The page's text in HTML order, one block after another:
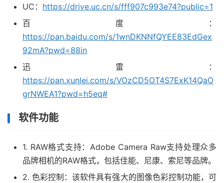
UC： https://drive.uc.cn/s/fff907c993e74?public=1
百度：
https://pan.baidu.com/s/1wnDKNNfQYEE83EdGex
92mA?pwd=88in
迅雷：
https://pan.xunlei.com/s/VOzCD5OT4S7ExK14QaO
grNWEA1?pwd=h5eq#
软件功能
1. RAW格式支持：Adobe Camera Raw支持处理众多
品牌相机的RAW格式，包括佳能、尼康、索尼等品牌。
2. 色彩控制：该软件具有强大的图像色彩控制功能，可